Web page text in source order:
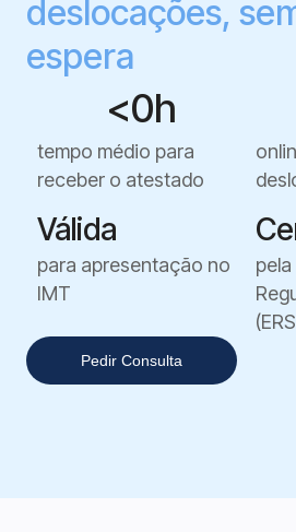
deslocações,
espera
<0h
tempo médio para
receber o atestado
Válida
para apresentação no
IMT
Pedir Consulta